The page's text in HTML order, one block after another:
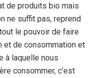
de produits bio mais
ne suffit pas, reprend
le pouvoir de faire
et de consommation et
à laquelle nous
consommer, c’est